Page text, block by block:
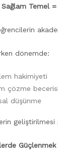
Temel =
dönemde:
hakimiyeti
çözme becerisi
düşünme
geliştirilmesi